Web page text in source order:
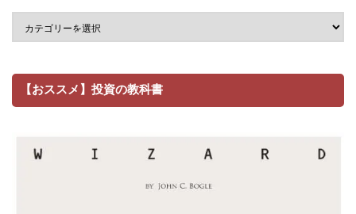
【おススメ】投資の教科書